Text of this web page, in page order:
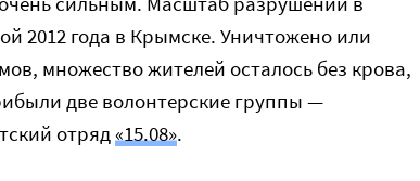
2012 года в Крымске. Уничтожено или
множество жителей осталось без крова,
две волонтерские группы —
отряд«15.08».